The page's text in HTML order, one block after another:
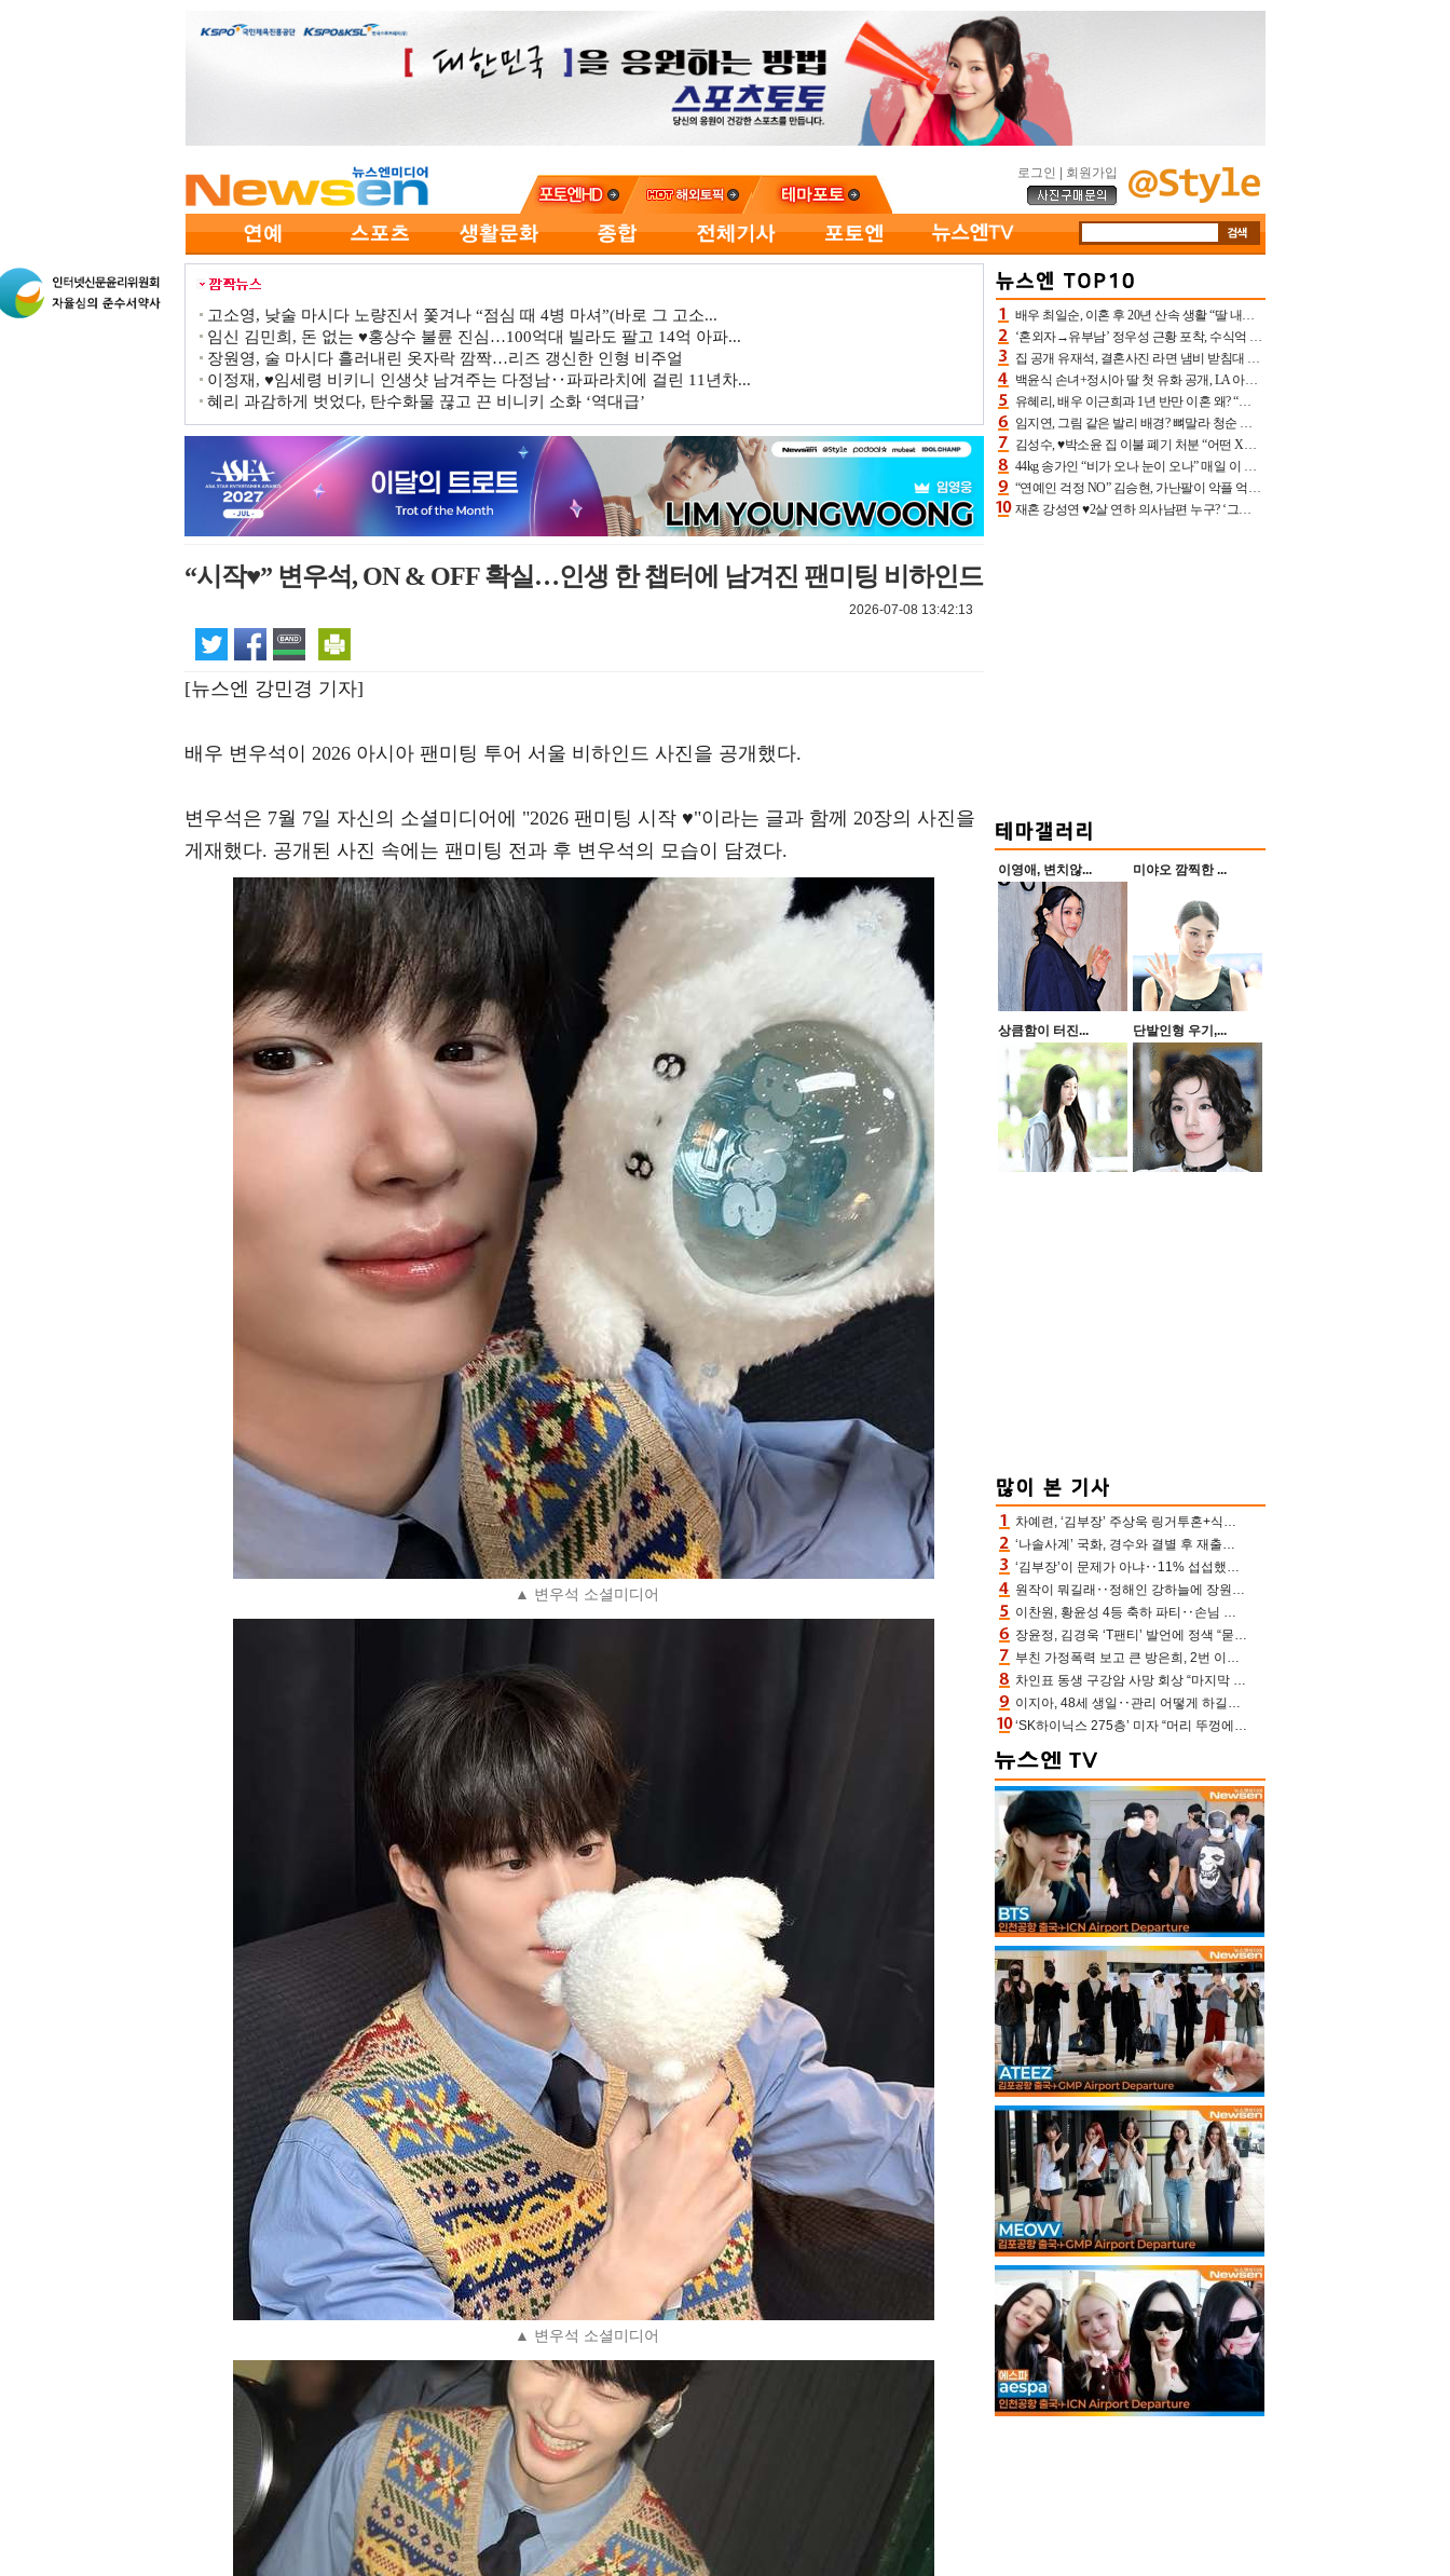
로그인 회원가입
고소영, 낮술 마시다 노량진서 쫓겨나 “점심 때 4병 마셔”(바로 그 고소...
임신 김민희, 돈 없는 ♥홍상수 불륜 진심…100억대 빌라도 팔고 14억 아파...
장원영, 술 마시다 흘러내린 옷자락 깜짝…리즈 갱신한 인형 비주얼
이정재, ♥임세령 비키니 인생샷 남겨주는 다정남‥파파라치에 걸린 11년차...
혜리 과감하게 벗었다, 탄수화물 끊고 끈 비니키 소화 ‘역대급’
“시작♥” 변우석, ON & OFF 확실…인생 한 챕터에 남겨진 팬미팅 비하인드
2026-07-08 13:42:13
[뉴스엔 강민경 기자]
배우 변우석이 2026 아시아 팬미팅 투어 서울 비하인드 사진을 공개했다.
변우석은 7월 7일 자신의 소셜미디어에 "2026 팬미팅 시작 ♥"이라는 글과 함께 20장의 사진을
게재했다. 공개된 사진 속에는 팬미팅 전과 후 변우석의 모습이 담겼다.
▲ 변우석 소셜미디어
▲ 변우석 소셜미디어
배우 최일순, 이혼 후 20년 산속 생활 “딸 내가 버렸다고 원망‥맘 아파”(특종)[어제TV]
‘혼외자→유부남’ 정우성 근황 포착, 수식억 해킹 피해 후배 만났다 “존경하는”
집 공개 유재석, 결혼사진 라면 냄비 받침대 되고 분노‥가족사진도 피해(놀뭐)[어제TV]
백윤식 손녀+정시아 딸 첫 유화 공개, LA 아트쇼→서울국제조각페스타 작가다운 수준급 실력
유혜리, 배우 이근희과 1년 반만 이혼 왜? “식칼 꽂고 의자 던져” 충격 폭로(특종)[어제TV]
임지연, 그림 같은 발리 배경? 뼈말라 청순 비키니 핏에 상대 안 되네
김성수, ♥박소윤 집 이불 폐기 처분 “어떤 X이랑 썼을지 몰라” 질투(신랑수업2)[어제TV]
44kg 송가인 “비가 오나 눈이 오나” 매일 이 운동, 허벅지 근육량 상승+체지방 감소
“연예인 걱정 NO” 김승현, 가난팔이 악플 억울할만‥아내+딸과 日 여행
재혼 강성연 ♥2살 연하 의사남편 누구? ‘그알’ 자문의에 훈남 비주얼 초엘리트 스펙 [종합]
이영애, 변치않... 미야오 깜찍한 ...
상큼함이 터진... 단발인형 우기,...
차예련, ‘김부장’ 주상욱 링거투혼+식스팩 비화 “옷 벗는데 아저씨는 안 된다고”(차장금)
‘나솔사계’ 국화, 경수와 결별 후 재출연…첫인상 3표 몰표
‘김부장’이 문제가 아냐‥11% 섭섭했던 ‘재벌X형사2’ 돈·빽 총동원해 컴백 [TV보고서]
원작이 뭐길래‥정해인 강하늘에 장원영까지 참여한 이 영화
이찬원, 황윤성 4등 축하 파티‥손님 모으려 블랙핑크 지수와 친한 척(편스토랑)[어제TV]
장윤정, 김경욱 ‘T팬티’ 발언에 정색 “묻지 않았는데, 그것도 성희롱”(장공장)
부친 가정폭력 보고 큰 방은희, 2번 이혼 후 잠수→母 고독사에 자책(특종세상)[어제TV]
차인표 동생 구강암 사망 회상 “마지막 순간 동생 손 잡아준 신애라, 두고두고 고마워” (신애라이프)
이지아, 48세 생일‥관리 어떻게 하길래 놀라운 동안 미모
‘SK하이닉스 275층’ 미자 “머리 뚜껑에서 사, 주식만 안 해도 돈 버는 것”